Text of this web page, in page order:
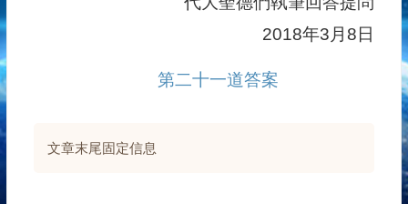
2018年3月8日
第二十一道答案
文章末尾固定信息